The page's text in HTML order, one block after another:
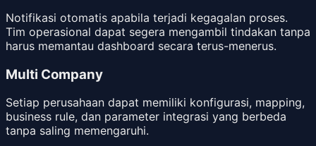
Notifikasi otomatis apabila terjadi kegagalan proses.
Tim operasional dapat segera mengambil tindakan tanpa
harus memantau dashboard secara terus-menerus.
Multi Company
Setiap perusahaan dapat memiliki konfigurasi, mapping,
business rule, dan parameter integrasi yang berbeda
tanpa saling memengaruhi.